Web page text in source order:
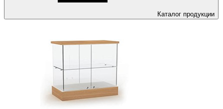
Каталог продукции